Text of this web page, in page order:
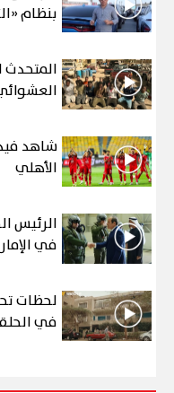
بنظام
الأهلي
الرئيس
في
لحظات
في الحلقة 10 من رأس